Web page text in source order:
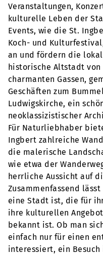
Veranstaltungen,
kulturelle Leben der
Events, wie die St.
Koch- und
an und fördern die
historische Altstadt
charmanten Gassen,
Geschäften zum
Ludwigskirche, ein
neoklassizistischer
Für Naturliebhaber
Ingbert zahlreiche
die malerische
wie etwa der
herrliche Aussicht auf
Zusammenfassend
eine Stadt ist, die für
ihre kulturellen
bekannt ist. Ob man
einfach nur für einen
interessiert, ein